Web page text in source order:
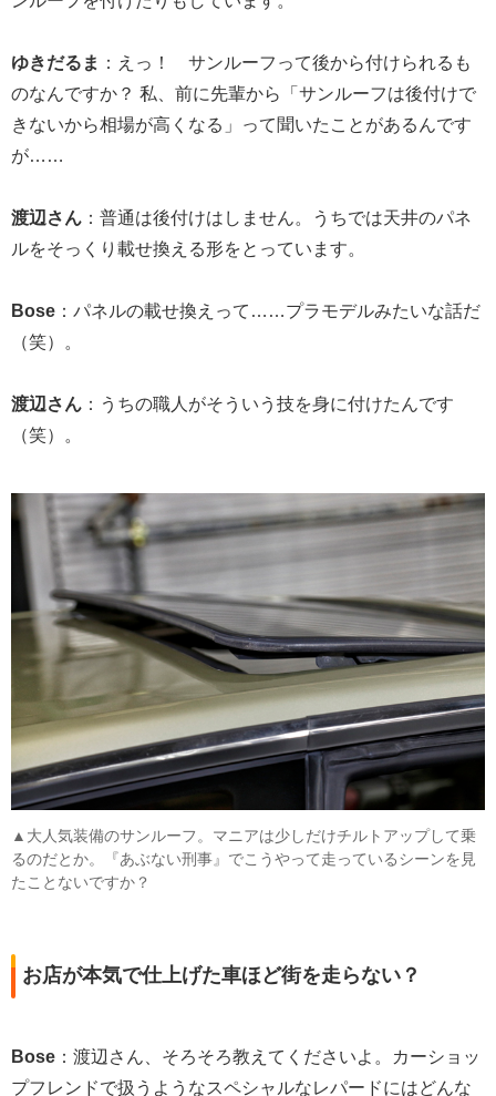
ゆきだるま ：えっ！ サンルーフって後から付けられるも
のなんですか？ 私、前に先輩から「サンルーフは後付けで
きないから相場が高くなる」って聞いたことがあるんです
が……
渡辺さん ：普通は後付けはしません。うちでは天井のパネ
ルをそっくり載せ換える形をとっています。
Bose ：パネルの載せ換えって……プラモデルみたいな話だ
（笑）。
渡辺さん ：うちの職人がそういう技を身に付けたんです
（笑）。
▲大人気装備のサンルーフ。マニアは少しだけチルトアップして乗
るのだとか。『あぶない刑事』でこうやって走っているシーンを見
たことないですか？
お店が本気で仕上げた車ほど街を走らない？
Bose ：渡辺さん、そろそろ教えてくださいよ。カーショッ
プフレンドで扱うようなスペシャルなレパードにはどんな